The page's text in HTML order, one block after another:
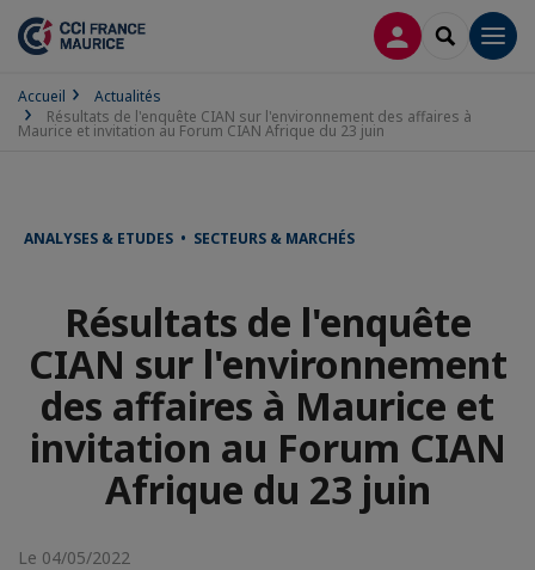
CONNEXION
Accueil
Actualités
Résultats de l'enquête CIAN sur l'environnement des affaires à
Maurice et invitation au Forum CIAN Afrique du 23 juin
ANALYSES & ETUDES • SECTEURS & MARCHÉS
Résultats de l'enquête
CIAN sur l'environnement
des affaires à Maurice et
invitation au Forum CIAN
Afrique du 23 juin
Le 04/05/2022